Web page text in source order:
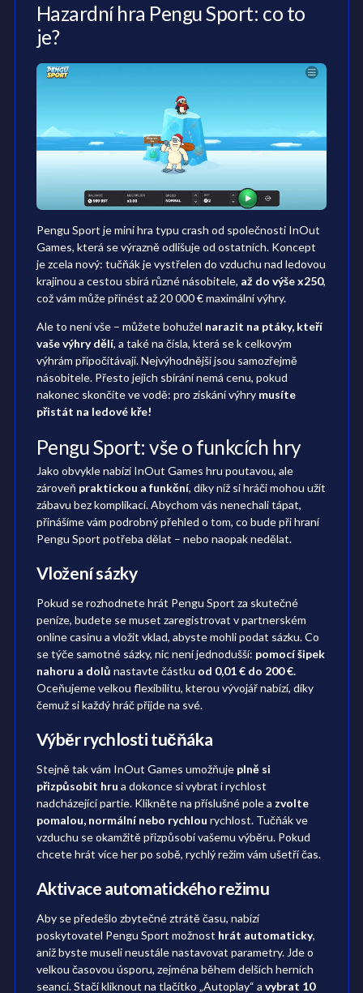
Hazardní hra Pengu Sport: co to
je?
Pengu Sport je mini hra typu crash od společnosti InOut
Games, která se výrazně odlišuje od ostatních. Koncept
je zcela nový: tučňák je vystřelen do vzduchu nad ledovou
krajinou a cestou sbírá různé násobitele, až do výše x250,
což vám může přinést až 20 000 € maximální výhry.
Ale to není vše – můžete bohužel narazit na ptáky, kteří
vaše výhry dělí, a také na čísla, která se k celkovým
výhrám připočítávají. Nejvýhodnější jsou samozřejmě
násobitele. Přesto jejich sbírání nemá cenu, pokud
nakonec skončíte ve vodě: pro získání výhry musíte
přistát na ledové kře!
Pengu Sport: vše o funkcích hry
Jako obvykle nabízí InOut Games hru poutavou, ale
zároveň praktickou a funkční, díky níž si hráči mohou užít
zábavu bez komplikací. Abychom vás nenechali tápat,
přinášíme vám podrobný přehled o tom, co bude při hraní
Pengu Sport potřeba dělat – nebo naopak nedělat.
Vložení sázky
Pokud se rozhodnete hrát Pengu Sport za skutečné
peníze, budete se muset zaregistrovat v partnerském
online casinu a vložit vklad, abyste mohli podat sázku. Co
se týče samotné sázky, nic není jednodušší: pomocí šipek
nahoru a dolů nastavte částku od 0,01 € do 200 €.
Oceňujeme velkou flexibilitu, kterou vývojář nabízí, díky
čemuž si každý hráč přijde na své.
Výběr rychlosti tučňáka
Stejně tak vám InOut Games umožňuje plně si
přizpůsobit hru a dokonce si vybrat i rychlost
nadcházející partie. Klikněte na příslušné pole a zvolte
pomalou, normální nebo rychlou rychlost. Tučňák ve
vzduchu se okamžitě přizpůsobí vašemu výběru. Pokud
chcete hrát více her po sobě, rychlý režim vám ušetří čas.
Aktivace automatického režimu
Aby se předešlo zbytečné ztrátě času, nabízí
poskytovatel Pengu Sport možnost hrát automaticky,
aniž byste museli neustále nastavovat parametry. Jde o
velkou časovou úsporu, zejména během delších herních
seancí. Stačí kliknout na tlačítko „Autoplay“ a vybrat 10